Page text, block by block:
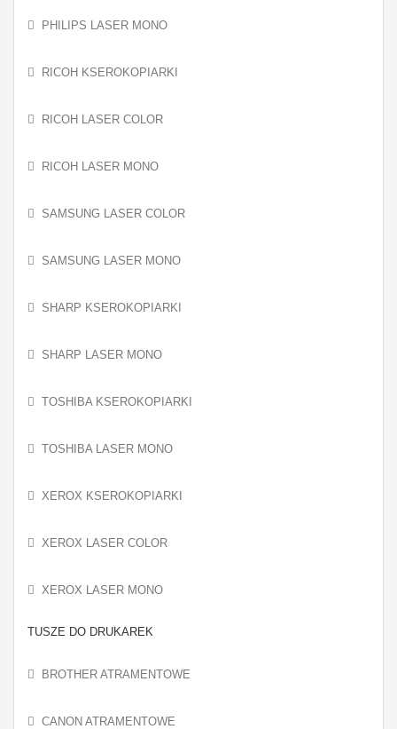
PHILIPS LASER MONO
RICOH KSEROKOPIARKI
RICOH LASER COLOR
RICOH LASER MONO
SAMSUNG LASER COLOR
SAMSUNG LASER MONO
SHARP KSEROKOPIARKI
SHARP LASER MONO
TOSHIBA KSEROKOPIARKI
TOSHIBA LASER MONO
XEROX KSEROKOPIARKI
XEROX LASER COLOR
XEROX LASER MONO
TUSZE DO DRUKAREK
BROTHER ATRAMENTOWE
CANON ATRAMENTOWE